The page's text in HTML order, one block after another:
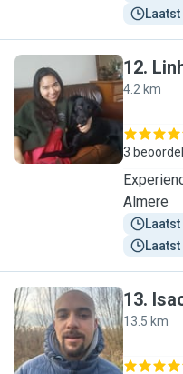
L
12.
4.2 km
3
Almere
I
13.
13.5 km